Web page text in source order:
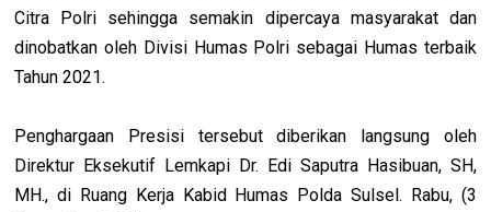
Citra Polri sehingga semakin dipercaya masyarakat dan
dinobatkan oleh Divisi Humas Polri sebagai Humas terbaik
Tahun 2021.
Penghargaan Presisi tersebut diberikan langsung oleh
Direktur Eksekutif Lemkapi Dr. Edi Saputra Hasibuan, SH,
MH., di Ruang Kerja Kabid Humas Polda Sulsel. Rabu, (3